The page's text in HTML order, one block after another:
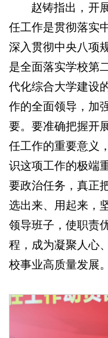
赵铸指出，开
任工作是贯彻落实
深入贯彻中央八项
是全面落实学校第
代化综合大学建设
作的全面领导，加
要。要准确把握开
任工作的重要意义
识这项工作的极端
要政治任务，真正
选出来、用起来，
领导班子，使职责
程，成为凝聚人心
校事业高质量发展。